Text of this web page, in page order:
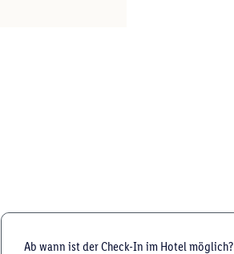
Ab wann ist der Check-In im Hotel möglich?